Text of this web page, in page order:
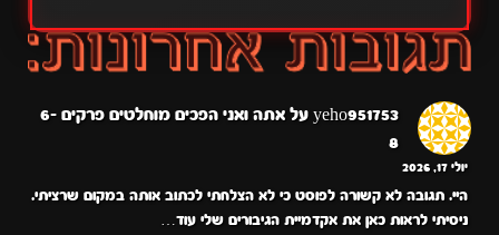
yeho951753 על
אתה ואני הפכים מוחלטים פרקים 6-
8
יולי 17, 2026
היי. תגובה לא קשורה לפוסט כי לא הצלחתי לכתוב אותה במקום שרציתי.
ניסיתי לראות כאן את אקדמיית הגיבורים שלי עוד…